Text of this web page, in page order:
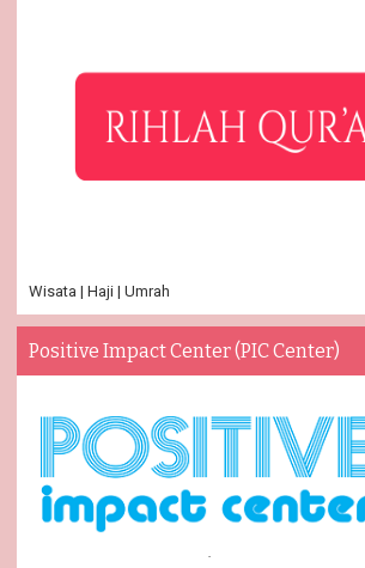
Wisata | Haji | Umrah
Positive Impact Center (PIC Center)